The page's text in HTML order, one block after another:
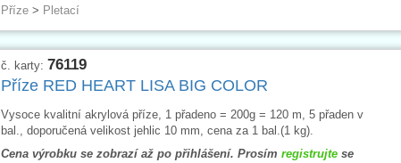
Příze> Pletací
č. karty: 76119
Příze RED HEART LISA BIG COLOR
Vysoce kvalitní akrylová příze, 1 přadeno = 200g = 120 m, 5 přaden v
bal., doporučená velikost jehlic 10 mm, cena za 1 bal.(1 kg).
Cena výrobku se zobrazí až po přihlášení. Prosím registrujtese